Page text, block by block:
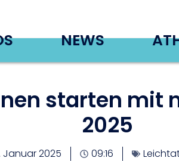
NEWS
starten mit
2025
Januar 2025 09:16